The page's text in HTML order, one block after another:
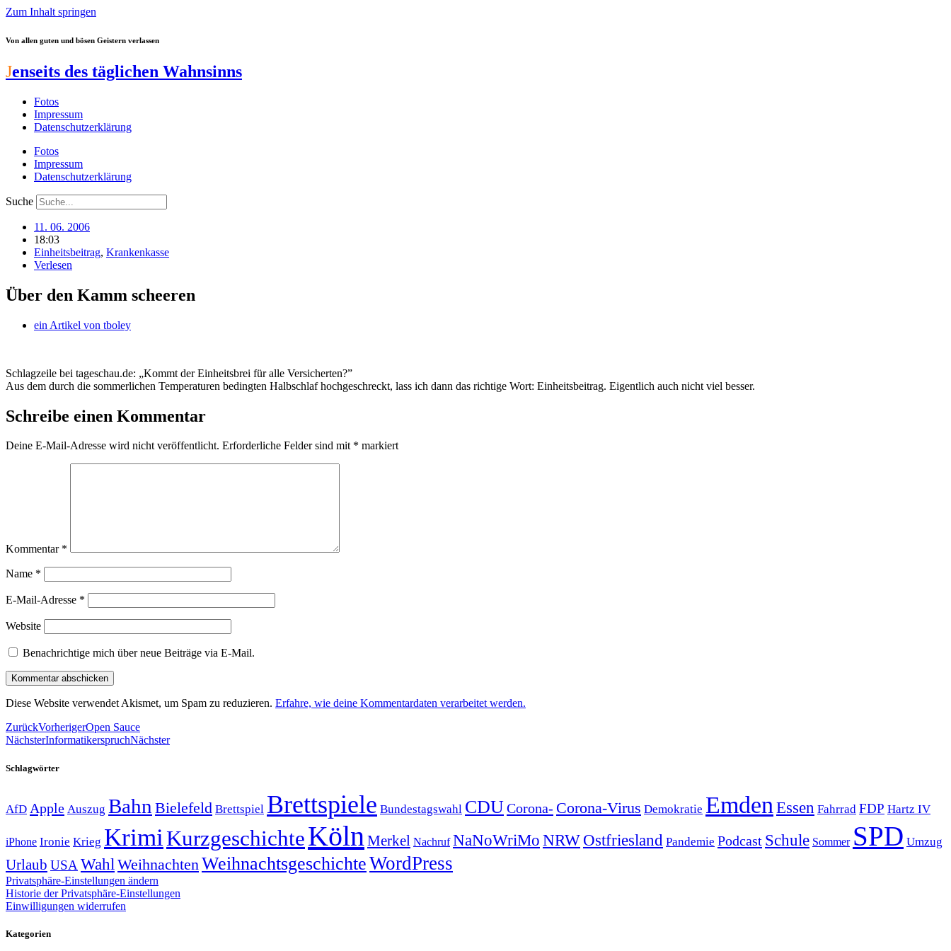
Zum Inhalt springen
Von allen guten und bösen Geistern verlassen
Jenseits des täglichen Wahnsinns
Fotos
Impressum
Datenschutzerklärung
Fotos
Impressum
Datenschutzerklärung
Suche
11. 06. 2006
18:03
Einheitsbeitrag, Krankenkasse
Verlesen
Über den Kamm scheeren
ein Artikel von tboley
Schlagzeile bei tageschau.de: „Kommt der Einheitsbrei für alle Versicherten?”
Aus dem durch die sommerlichen Temperaturen bedingten Halbschlaf hochgeschreckt, lass ich dann das richtige Wort: Einheitsbeitrag. Eigentlich auch nicht viel besser.
Schreibe einen Kommentar
Deine E-Mail-Adresse wird nicht veröffentlicht. Erforderliche Felder sind mit * markiert
Kommentar *
Name *
E-Mail-Adresse *
Website
Benachrichtige mich über neue Beiträge via E-Mail.
Diese Website verwendet Akismet, um Spam zu reduzieren. Erfahre, wie deine Kommentardaten verarbeitet werden.
ZurückVorherigerOpen Sauce
NächsterInformatikerspruchNächster
Schlagwörter
AfD Apple Auszug Bahn Bielefeld Brettspiel Brettspiele Bundestagswahl CDUCorona- Corona-Virus Demokratie Emden Essen Fahrrad FDP Hartz IV
iPhone Ironie Krieg KrimiKurzgeschichteKöln Merkel Nachruf NaNoWriMo NRWOstfriesland Pandemie Podcast Schule Sommer SPD Umzug
Urlaub USA Wahl Weihnachten WeihnachtsgeschichteWordPress
Privatsphäre-Einstellungen ändern
Historie der Privatsphäre-Einstellungen
Einwilligungen widerrufen
Kategorien